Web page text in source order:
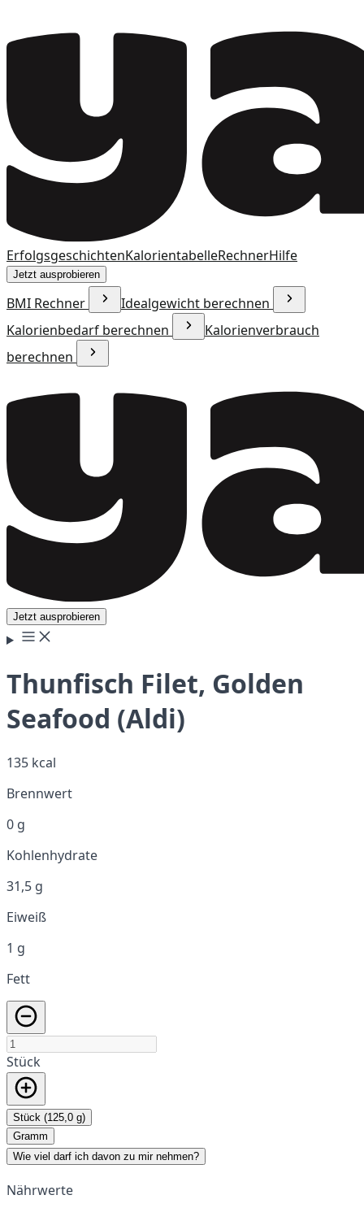
ErfolgsgeschichtenKalorientabelleRechnerHilfe
Jetzt ausprobieren
BMI Rechner
Idealgewicht berechnen
Kalorienbedarf berechnen
Kalorienverbrauch
berechnen
Jetzt ausprobieren
Thunfisch Filet, Golden
Seafood (Aldi)
135 kcal
Brennwert
0 g
Kohlenhydrate
31,5 g
Eiweiß
1 g
Fett
Stück
Stück (125,0 g)
Gramm
Wie viel darf ich davon zu mir nehmen?
Nährwerte